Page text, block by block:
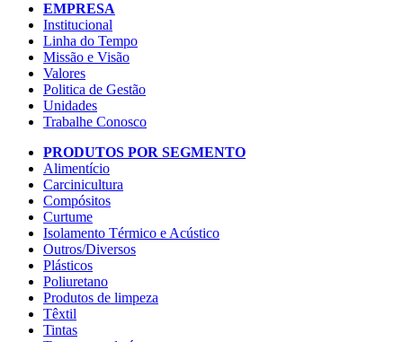
EMPRESA
Institucional
Linha do Tempo
Missão e Visão
Valores
Politica de Gestão
Unidades
Trabalhe Conosco
PRODUTOS POR SEGMENTO
Alimentício
Carcinicultura
Compósitos
Curtume
Isolamento Térmico e Acústico
Outros/Diversos
Plásticos
Poliuretano
Produtos de limpeza
Têxtil
Tintas